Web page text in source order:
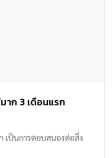
าก 3 เดือนแรก
เป็นการตอบสนองต่อสิ่ง